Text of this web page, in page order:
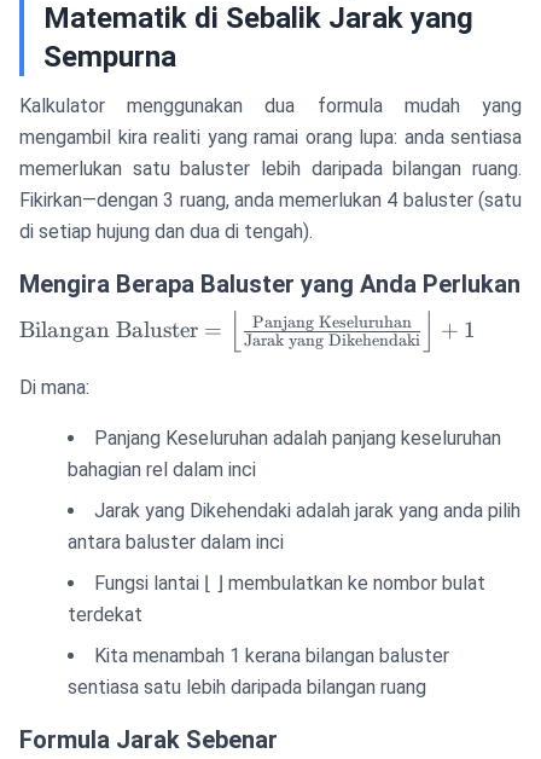
Matematik di Sebalik Jarak yang
Sempurna
Kalkulator menggunakan dua formula mudah yang
mengambil kira realiti yang ramai orang lupa: anda sentiasa
memerlukan satu baluster lebih daripada bilangan ruang.
Fikirkan—dengan 3 ruang, anda memerlukan 4 baluster (satu
di setiap hujung dan dua di tengah).
Mengira Berapa Baluster yang Anda Perlukan
\text{Bilangan
\left\lfloor
Keseluruhan}}
{\text{Jarak yang
\right\rfloor + 1
Bilangan Baluster = Jarak yang Dikehendaki
Panjang Keseluruhan + 1
Di mana:
Panjang Keseluruhan adalah panjang keseluruhan
bahagian rel dalam inci
Jarak yang Dikehendaki adalah jarak yang anda pilih
antara baluster dalam inci
Fungsi lantai ⌊ ⌋ membulatkan ke nombor bulat
terdekat
Kita menambah 1 kerana bilangan baluster
sentiasa satu lebih daripada bilangan ruang
Formula Jarak Sebenar